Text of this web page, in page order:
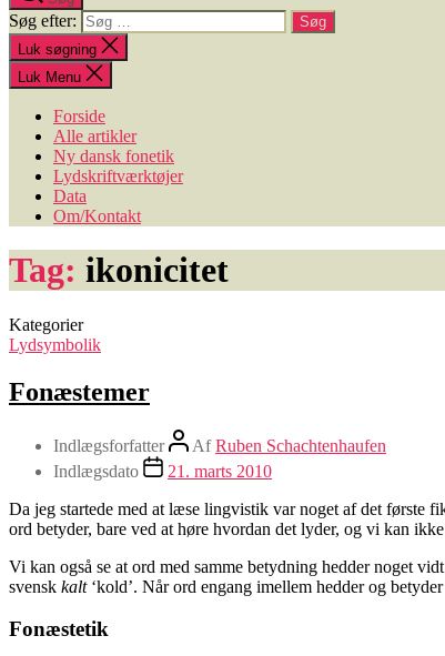
Søg efter:
Luk søgning
Luk Menu
Forside
Alle artikler
Ny dansk fonetik
Lydskriftværktøjer
Data
Om/Kontakt
Tag: ikonicitet
Kategorier
Lydsymbolik
Fonæstemer
Indlægsforfatter AfRuben Schachtenhaufen
Indlægsdato
21. marts 2010
Da jeg startede med at læse lingvistik var noget af det første
ord betyder, bare ved at høre hvordan det lyder, og vi kan
Vi kan også se at ord med samme betydning hedder noget
svensk kalt ‘kold’. Når ord engang imellem hedder og
Fonæstetik